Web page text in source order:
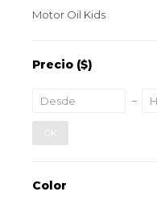
Motor Oil Kids
Precio ($)
OK
Color